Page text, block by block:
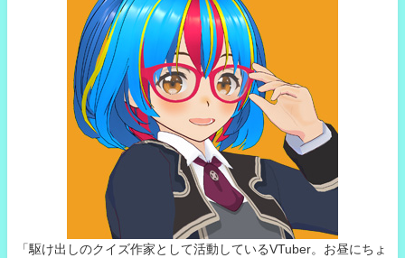
「駆け出しのクイズ作家として活動しているVTuber。お昼にちょ